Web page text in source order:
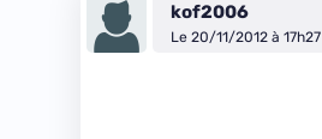
kof2006
Le 20/11/2012 à 17h27